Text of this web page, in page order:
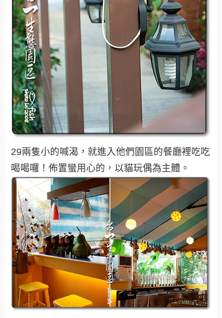
29兩隻小的喊渴，就進入他們園區的餐廳裡吃吃
喝喝囉！佈置蠻用心的，以貓玩偶為主體。